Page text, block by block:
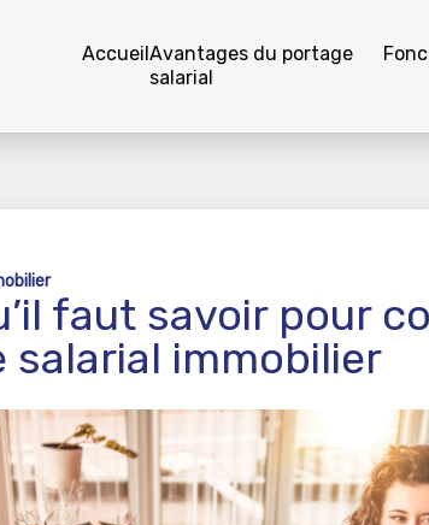
AccueilAvantages du portage
salarial
faut savoir pour
salarial immobilier